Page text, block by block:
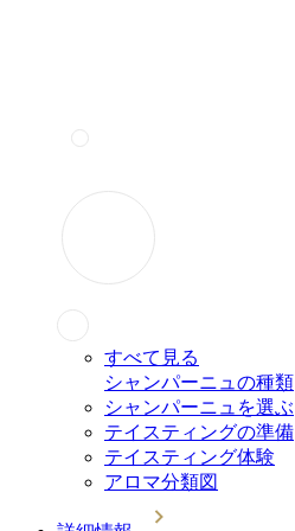
すべて見る
シャンパーニュの種類
シャンパーニュを選ぶ
テイスティングの準備
テイスティング体験
アロマ分類図